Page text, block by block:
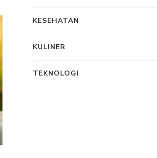
KESEHATAN
KULINER
TEKNOLOGI